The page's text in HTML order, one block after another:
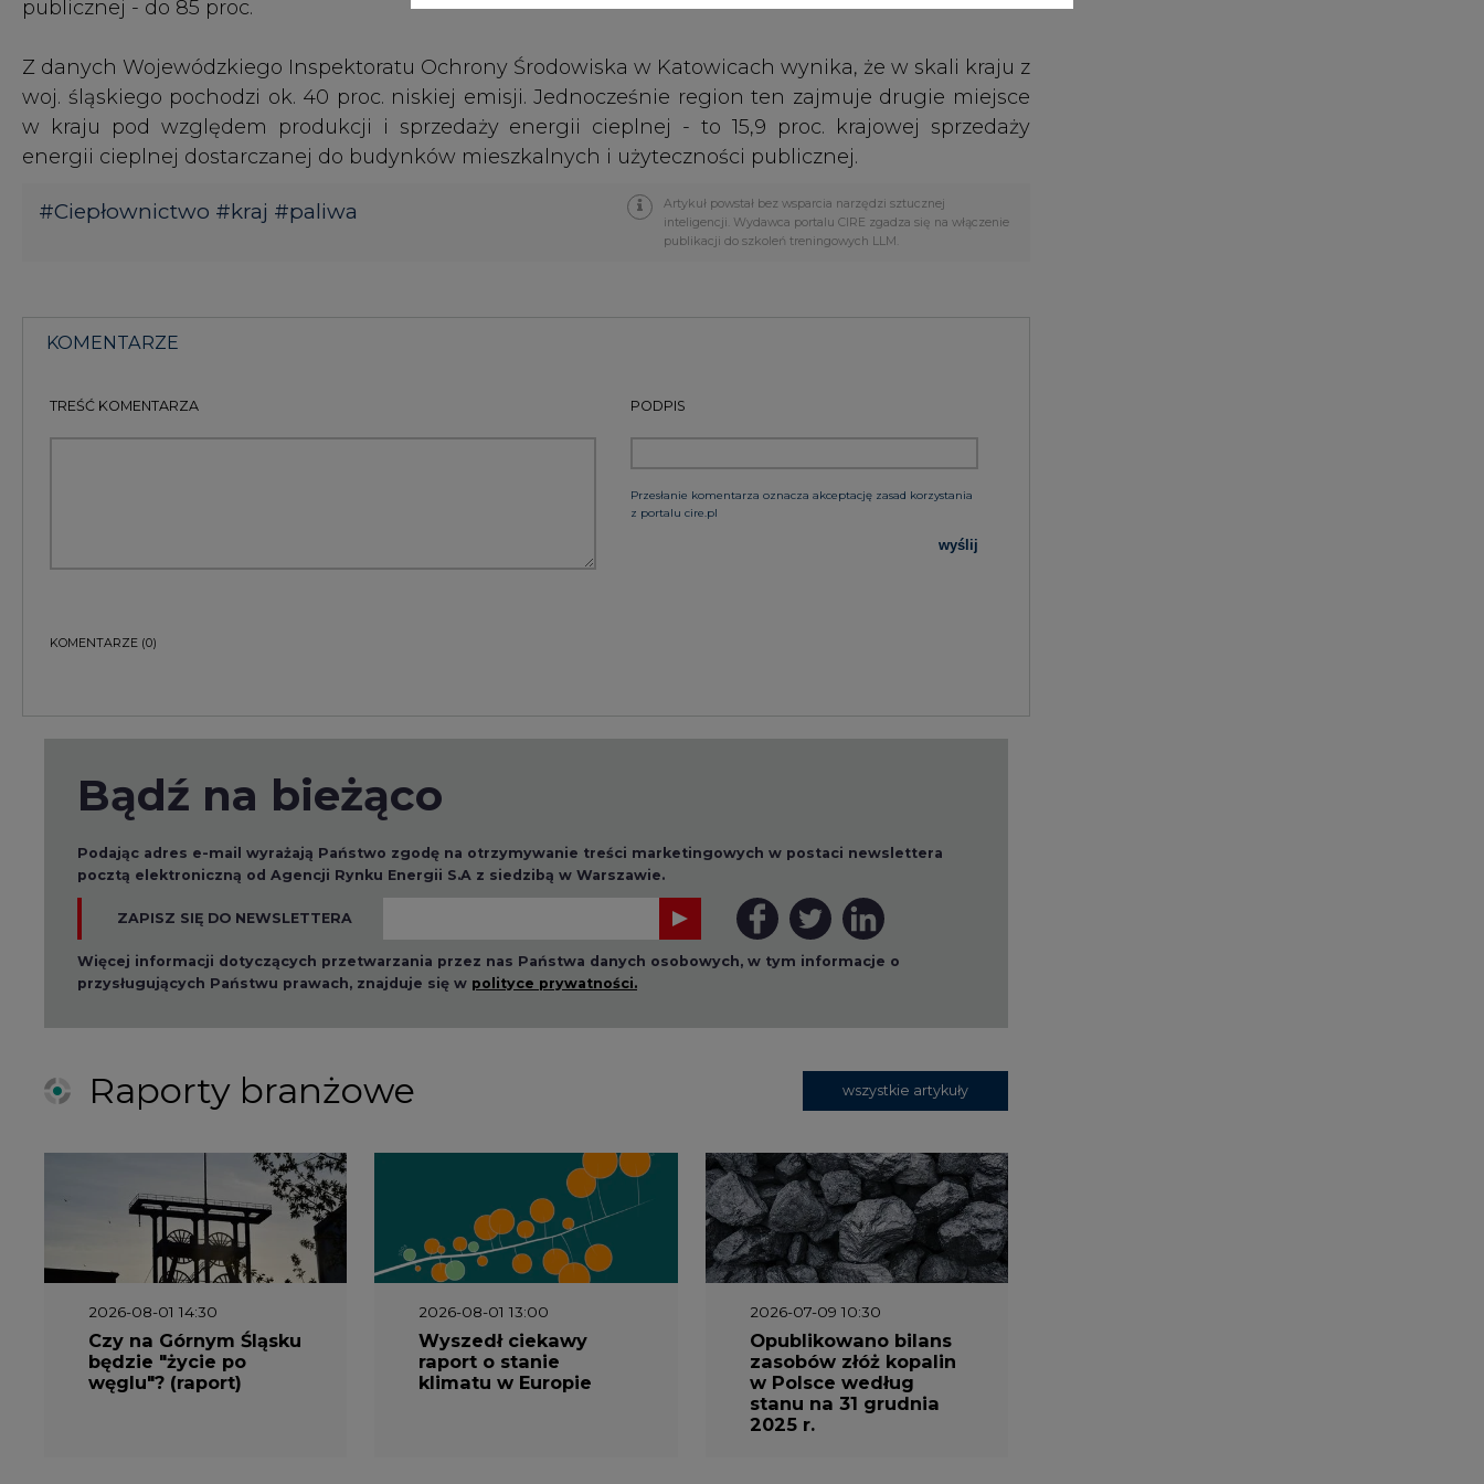
TREŚĆ KOMENTARZA PODPIS
Przesłanie komentarza oznacza akceptację zasad korzystania
z portalu cire.pl
wyślij
Bądź na bieżąco
Podając adres e-mail wyrażają Państwo zgodę na otrzymywanie treści marketingowych w postaci newslettera
przysługujących Państwu prawach, znajduje się w
Raporty branżowe
2026-08-01 14:30
Czy na Górnym Śląsku
2026-08-01 13:00
Wyszedł ciekawy
2026-07-09 10:30
Wyszedł raport
"Bezpieczniej i taniej.
Ciepłownictwo na
ratunek KSE"
Wyszedł raport
„Przez gaz do OZE.
Dekarbonizacja
ciepłownictwa
Koszty transformacji
energetyki w Polsce
do 2040 roku –
sprawdzamy wnioski
ekspertów